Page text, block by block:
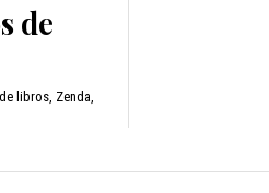
de
libros, Zenda,